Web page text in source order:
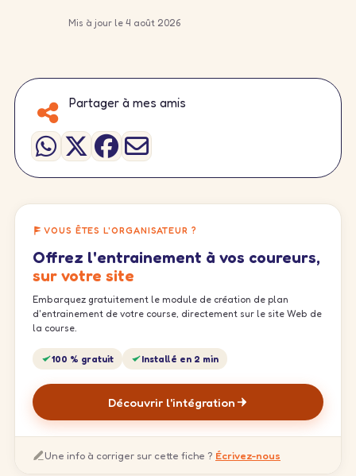
Mis à jour le 4 août 2026
Partager à mes amis
VOUS ÊTES L'ORGANISATEUR ?
Offrez l'entrainement à vos coureurs,
sur votre site
Embarquez gratuitement le module de création de plan
d'entrainement de votre course, directement sur le site Web de
la course.
100 % gratuit Installé en 2 min
Découvrir l'intégration
Une info à corriger sur cette fiche ? Écrivez-nous